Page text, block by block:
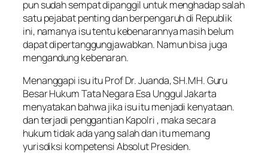
pun sudah sempat dipanggil untuk menghadap salah
satu pejabat penting dan berpengaruh di Republik
ini, namanya isu tentu kebenarannya masih belum
dapat dipertanggungjawabkan. Namun bisa juga
mengandung kebenaran.
Menanggapi isu itu Prof Dr. Juanda, SH.MH. Guru
Besar Hukum Tata Negara Esa Unggul Jakarta
menyatakan bahwa jika isu itu menjadi kenyataan.
dan terjadi penggantian Kapolri , maka secara
hukum tidak ada yang salah dan itu memang
yurisdiksi kompetensi Absolut Presiden.